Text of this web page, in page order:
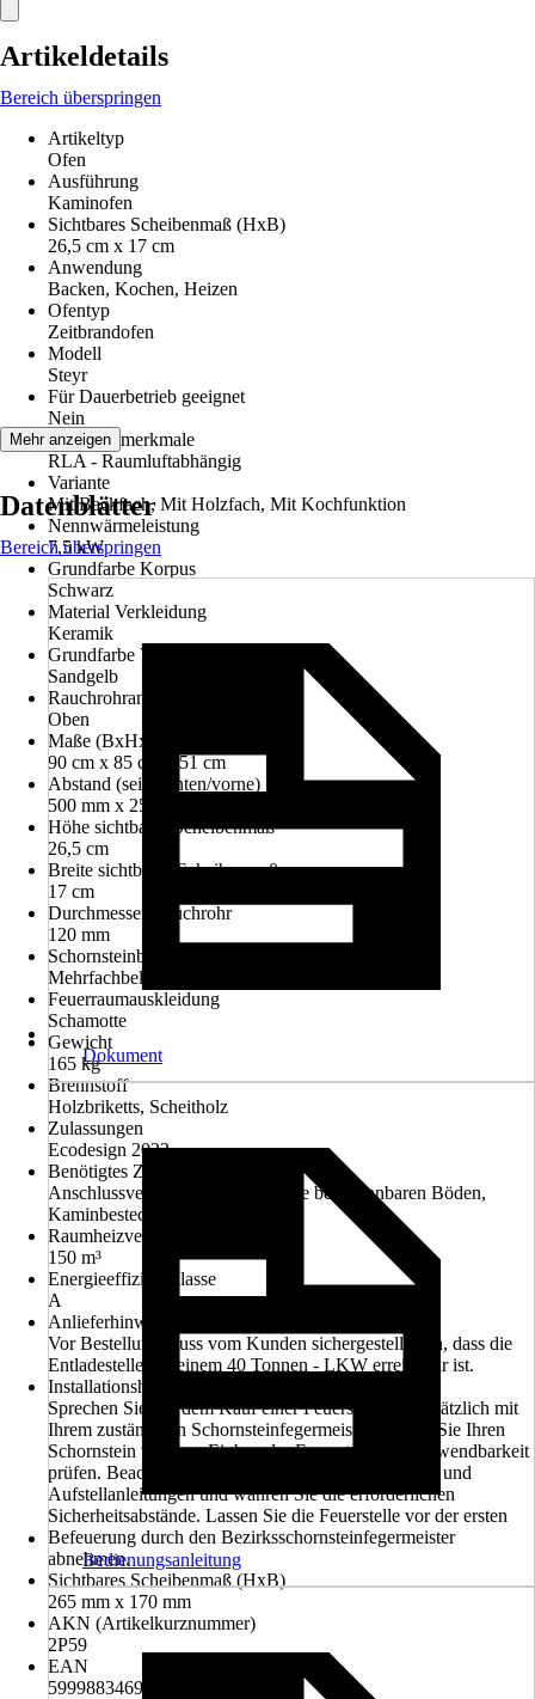
Artikeldetails
Bereich überspringen
Artikeltyp
Ofen
Ausführung
Kaminofen
Sichtbares Scheibenmaß (HxB)
26,5 cm x 17 cm
Anwendung
Backen, Kochen, Heizen
Ofentyp
Zeitbrandofen
Modell
Steyr
Für Dauerbetrieb geeignet
Nein
Leistungsmerkmale
RLA - Raumluftabhängig
Variante
Mit Backfach, Mit Holzfach, Mit Kochfunktion
Nennwärmeleistung
7,5 kW
Grundfarbe Korpus
Schwarz
Material Verkleidung
Keramik
Grundfarbe Verkleidung
Sandgelb
Rauchrohranschluss
Oben
Maße (BxHxT)
90 cm x 85 cm x 51 cm
Abstand (seite/hinten/vorne)
500 mm x 250 mm x 800 mm
Höhe sichtbares Scheibenmaß
26,5 cm
Breite sichtbares Scheibenmaß
17 cm
Durchmesser Rauchrohr
120 mm
Schornsteinbelegung
Mehrfachbelegung
Feuerraumauskleidung
Schamotte
Gewicht
165 kg
Brennstoff
Holzbriketts, Scheitholz
Zulassungen
Ecodesign 2022
Benötigtes Zubehör
Anschlussverrohrung, Bodenplatte bei brennbaren Böden,
Kaminbesteck
Raumheizvermögen
150 m³
Energieeffizienzklasse
A
Anlieferhinweis
Vor Bestellung muss vom Kunden sichergestellt sein, dass die
Entladestelle mit einem 40 Tonnen - LKW erreichbar ist.
Installationshinweis
Sprechen Sie vor dem Kauf einer Feuerstelle grundsätzlich mit
Ihrem zuständigen Schornsteinfegermeister. Lassen Sie Ihren
Schornstein vor dem Einbau der Feuerstelle auf Verwendbarkeit
prüfen. Beachten Sie grundsätzlich die Bedienungs- und
Aufstellanleitungen und wahren Sie die erforderlichen
Sicherheitsabstände. Lassen Sie die Feuerstelle vor der ersten
Befeuerung durch den Bezirksschornsteinfegermeister
abnehmen.
Sichtbares Scheibenmaß (HxB)
265 mm x 170 mm
AKN (Artikelkurznummer)
2P59
EAN
5999883469514
Mehr anzeigen
Datenblätter
Bereich überspringen
Dokument
Bedienungsanleitung